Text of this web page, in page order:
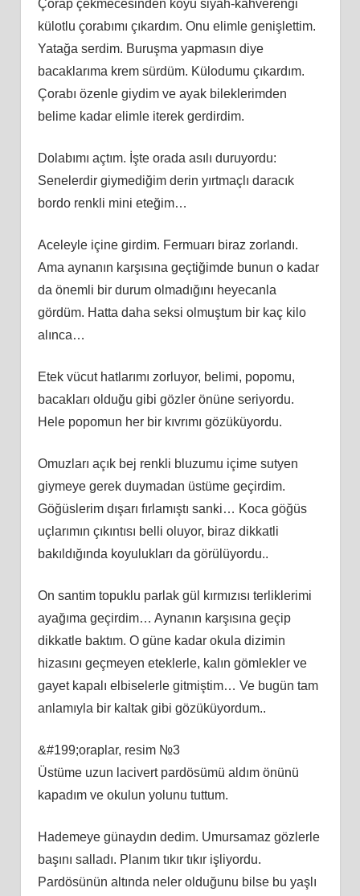
Çorap çekmecesinden koyu siyah-kahverengi
külotlu çorabımı çıkardım. Onu elimle genişlettim.
Yatağa serdim. Buruşma yapmasın diye
bacaklarıma krem sürdüm. Külodumu çıkardım.
Çorabı özenle giydim ve ayak bileklerimden
belime kadar elimle iterek gerdirdim.
Dolabımı açtım. İşte orada asılı duruyordu:
Senelerdir giymediğim derin yırtmaçlı daracık
bordo renkli mini eteğim…
Aceleyle içine girdim. Fermuarı biraz zorlandı.
Ama aynanın karşısına geçtiğimde bunun o kadar
da önemli bir durum olmadığını heyecanla
gördüm. Hatta daha seksi olmuştum bir kaç kilo
alınca…
Etek vücut hatlarımı zorluyor, belimi, popomu,
bacakları olduğu gibi gözler önüne seriyordu.
Hele popomun her bir kıvrımı gözüküyordu.
Omuzları açık bej renkli bluzumu içime sutyen
giymeye gerek duymadan üstüme geçirdim.
Göğüslerim dışarı fırlamıştı sanki… Koca göğüs
uçlarımın çıkıntısı belli oluyor, biraz dikkatli
bakıldığında koyulukları da görülüyordu..
On santim topuklu parlak gül kırmızısı terliklerimi
ayağıma geçirdim… Aynanın karşısına geçip
dikkatle baktım. O güne kadar okula dizimin
hizasını geçmeyen eteklerle, kalın gömlekler ve
gayet kapalı elbiselerle gitmiştim… Ve bugün tam
anlamıyla bir kaltak gibi gözüküyordum..
&#199;oraplar, resim №3
Üstüme uzun lacivert pardösümü aldım önünü
kapadım ve okulun yolunu tuttum.
Hademeye günaydın dedim. Umursamaz gözlerle
başını salladı. Planım tıkır tıkır işliyordu.
Pardösünün altında neler olduğunu bilse bu yaşlı